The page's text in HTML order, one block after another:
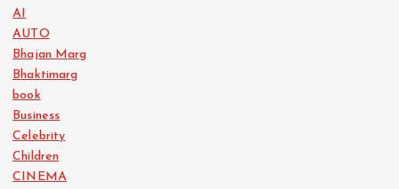
AI
AUTO
Bhajan Marg
Bhaktimarg
book
Business
Celebrity
Children
CINEMA